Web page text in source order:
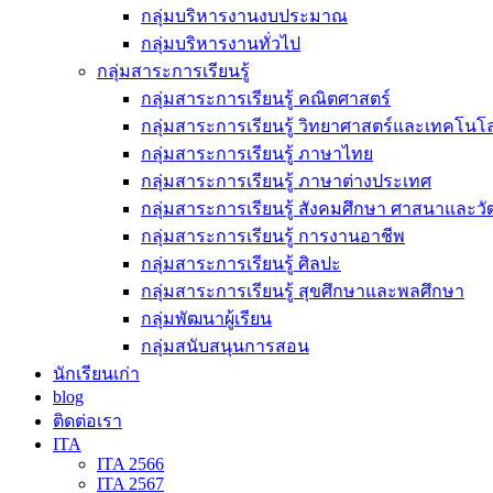
กลุ่มบริหารงานงบประมาณ
กลุ่มบริหารงานทั่วไป
กลุ่มสาระการเรียนรู้
กลุ่มสาระการเรียนรู้ คณิตศาสตร์
กลุ่มสาระการเรียนรู้ วิทยาศาสตร์และเทคโนโ
กลุ่มสาระการเรียนรู้ ภาษาไทย
กลุ่มสาระการเรียนรู้ ภาษาต่างประเทศ
กลุ่มสาระการเรียนรู้ สังคมศึกษา ศาสนาและ
กลุ่มสาระการเรียนรู้ การงานอาชีพ
กลุ่มสาระการเรียนรู้ ศิลปะ
กลุ่มสาระการเรียนรู้ สุขศึกษาและพลศึกษา
กลุ่มพัฒนาผู้เรียน
กลุ่มสนับสนุนการสอน
นักเรียนเก่า
blog
ติดต่อเรา
ITA
ITA 2566
ITA 2567